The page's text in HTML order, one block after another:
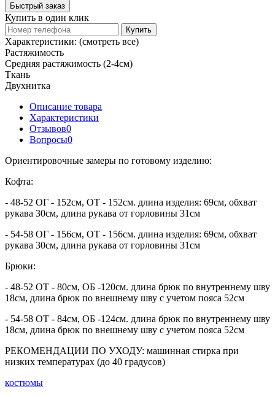
Быстрый заказ
Купить в один клик
Купить
Характеристики: (смотреть все)
Растяжимость
Средняя растяжимость (2-4см)
Ткань
Двухнитка
Описание товара
Характеристики
Отзывов0
Вопросы0
Ориентировочные замеры по готовому изделию:
Кофта:
- 48-52 ОГ - 152см, ОТ - 152см. длина изделия: 69см, обхват
рукава 30см, длина рукава от горловины 31см
- 54-58 ОГ - 156см, ОТ - 156см. длина изделия: 69см, обхват
рукава 30см, длина рукава от горловины 31см
Брюки:
- 48-52 ОТ - 80см, ОБ -120см. длина брюк по внутреннему шву
18см, длина брюк по внешнему шву с учетом пояса 52см
- 54-58 ОТ - 84см, ОБ -124см. длина брюк по внутреннему шву
18см, длина брюк по внешнему шву с учетом пояса 52см
РЕКОМЕНДАЦИИ ПО УХОДУ: машинная стирка при
низких температурах (до 40 градусов)
костюмы